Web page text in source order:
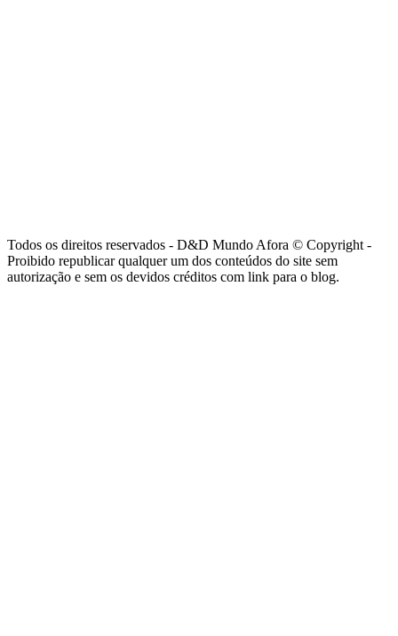
Todos os direitos reservados - D&D Mundo Afora © Copyright -
Proibido republicar qualquer um dos conteúdos do site sem
autorização e sem os devidos créditos com link para o blog.